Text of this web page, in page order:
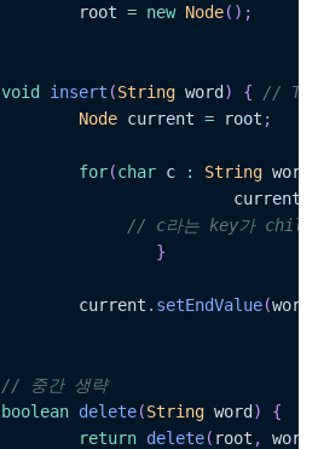
    			root
= new Node( ) ;
void insert (String word ) {
//
Node current = root ;
for(char c : String word
    					current
// c라는 key가
}
    			current
. setEndValue(word
boolean delete(String word )
{
return delete( root , word